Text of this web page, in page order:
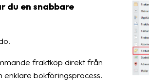
du en snabbare
fraktköp direkt från
bokföringsprocess.